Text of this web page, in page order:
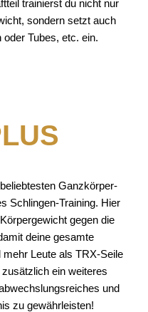
trainierst du nicht nur
sondern setzt auch
Tubes, etc. ein.
Ganzkörper-
Schlingen-Training. Hier
gegen die
deine gesamte
Leute als TRX-Seile
ein weiteres
und
zu gewährleisten!